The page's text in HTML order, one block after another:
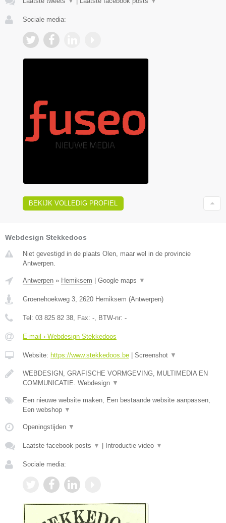
Sociale media:
BEKIJK VOLLEDIG PROFIEL
Webdesign Stekkedoos
Niet gevestigd in de plaats Olen, maar wel in de provincie
Antwerpen.
Antwerpen » Hemiksem Google maps ▼
Groenehoekweg 3, 2620 Hemiksem (Antwerpen)
Tel: 03 825 82 38, Fax: -, BTW-nr: -
E-mail › Webdesign Stekkedoos
Website: https://www.stekkedoos.be Screenshot ▼
WEBDESIGN, GRAFISCHE VORMGEVING, MULTIMEDIA EN
COMMUNICATIE. Webdesign ▼
Een nieuwe website maken, Een bestaande website aanpassen,
Een webshop ▼
Openingstijden ▼
Laatste facebook posts ▼ Introductie video ▼
Sociale media: